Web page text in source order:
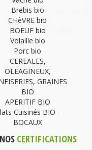
Brebis bio
CHèVRE bio
BOEUF bio
Volaille bio
Porc bio
CEREALES,
OLEAGINEUX,
GRAINES
BIO
APERITIF BIO
Cuisinés BIO -
BOCAUX
NOS CERTIFICATIONS